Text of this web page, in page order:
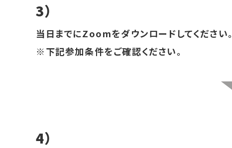
3）
当日までにZoomをダウンロードしてください。
※下記参加条件をご確認ください。
4）